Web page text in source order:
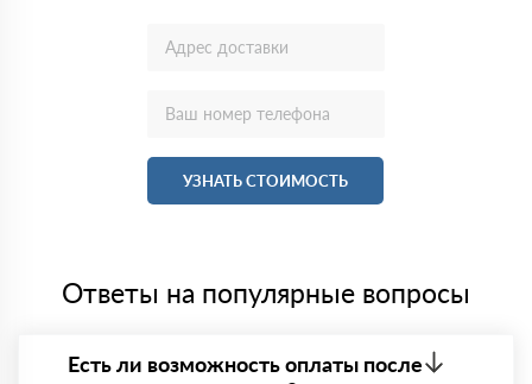
УЗНАТЬ СТОИМОСТЬ
Ответы на популярные вопросы
Есть ли возможность оплаты после